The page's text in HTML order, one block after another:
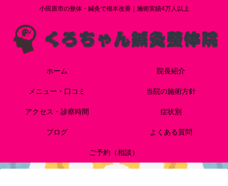
小田原市の整体・鍼灸で根本改善｜施術実績4万人以上
ホーム 院長紹介
メニュー・口コミ 当院の施術方針
アクセス・診察時間 症状別
ブログ よくある質問
ご予約（相談）